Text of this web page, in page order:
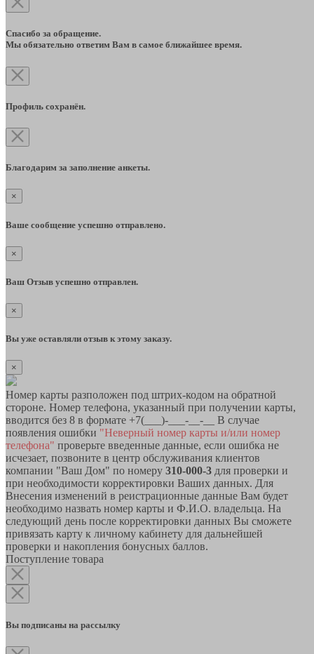
Спасибо за обращение.
Мы обязательно ответим Вам в самое ближайшее время.
Профиль сохранён.
Благодарим за заполнение анкеты.
×
Ваше сообщение успешно отправлено.
×
Ваш Отзыв успешно отправлен.
×
Вы уже оставляли отзыв к этому заказу.
×
Номер карты разположен под штрих-кодом на обратной
стороне. Номер телефона, указанный при получении карты,
вводится без 8 в формате +7(___)-___-__-__ В случае
появления ошибки "Неверный номер карты и/или номер
телефона" проверьте введенные данные, если ошибка не
исчезает, позвоните в центр обслуживания клиентов
компании "Ваш Дом" по номеру 310-000-3 для проверки и
при необходимости корректировки Ваших данных. Для
Внесения изменений в реистрационные данные Вам будет
необходимо назвать номер карты и Ф.И.О. владельца. На
следующий день после корректировки данных Вы сможете
привязать карту к личному кабинету для дальнейшей
проверки и накопления бонусных баллов.
Поступление товара
Вы подписаны на рассылку